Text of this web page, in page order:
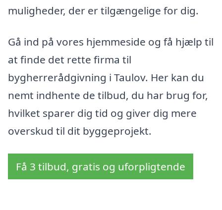
muligheder, der er tilgængelige for dig.
Gå ind på vores hjemmeside og få hjælp til
at finde det rette firma til
bygherrerådgivning i Taulov. Her kan du
nemt indhente de tilbud, du har brug for,
hvilket sparer dig tid og giver dig mere
overskud til dit byggeprojekt.
Få 3 tilbud, gratis og uforpligtende